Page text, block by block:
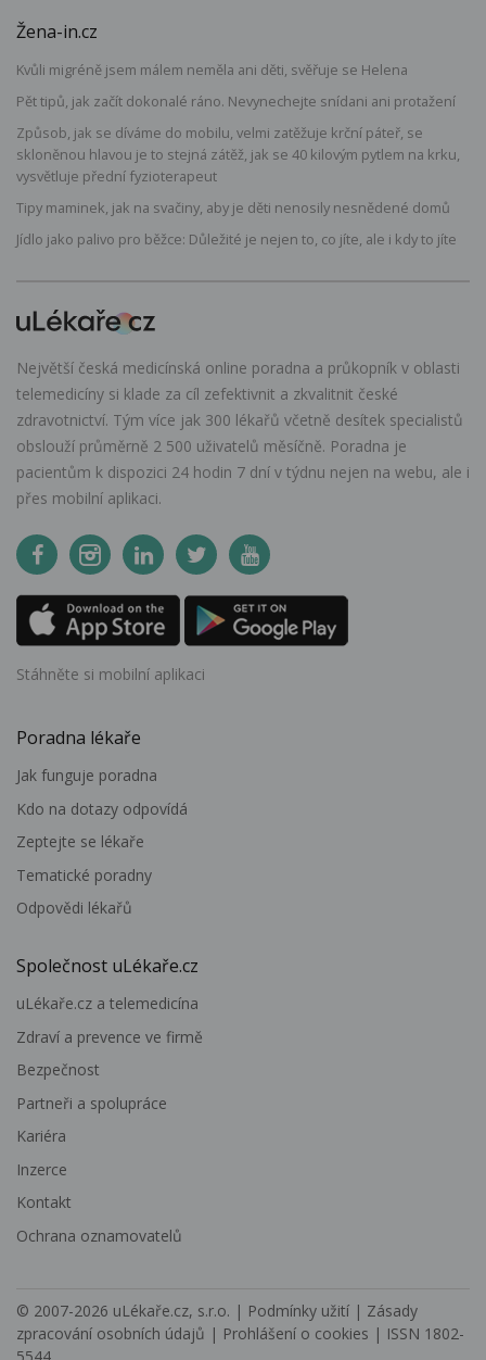
Žena-in.cz
Kvůli migréně jsem málem neměla ani děti, svěřuje se Helena
Pět tipů, jak začít dokonalé ráno. Nevynechejte snídani ani protažení
Způsob, jak se díváme do mobilu, velmi zatěžuje krční páteř, se
skloněnou hlavou je to stejná zátěž, jak se 40 kilovým pytlem na krku,
vysvětluje přední fyzioterapeut
Tipy maminek, jak na svačiny, aby je děti nenosily nesnědené domů
Jídlo jako palivo pro běžce: Důležité je nejen to, co jíte, ale i kdy to jíte
Největší česká medicínská online poradna a průkopník v oblasti
telemedicíny si klade za cíl zefektivnit a zkvalitnit české
zdravotnictví. Tým více jak 300 lékařů včetně desítek specialistů
obslouží průměrně 2 500 uživatelů měsíčně. Poradna je
pacientům k dispozici 24 hodin 7 dní v týdnu nejen na webu, ale i
přes mobilní aplikaci.
Stáhněte si mobilní aplikaci
Poradna lékaře
Jak funguje poradna
Kdo na dotazy odpovídá
Zeptejte se lékaře
Tematické poradny
Odpovědi lékařů
Společnost uLékaře.cz
uLékaře.cz a telemedicína
Zdraví a prevence ve firmě
Bezpečnost
Partneři a spolupráce
Kariéra
Inzerce
Kontakt
Ochrana oznamovatelů
© 2007-2026 uLékaře.cz, s.r.o. | Podmínky užití | Zásady
zpracování osobních údajů | Prohlášení o cookies | ISSN 1802-
5544